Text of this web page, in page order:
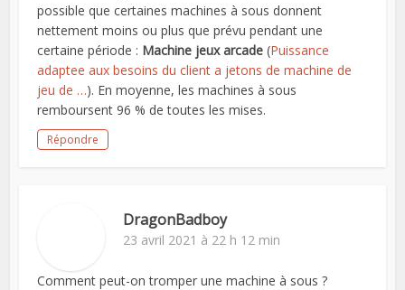
possible que certaines machines à sous donnent
nettement moins ou plus que prévu pendant une
certaine période : Machine jeux arcade (Puissance
adaptee aux besoins du client a jetons de machine de
jeu de …). En moyenne, les machines à sous
remboursent 96 % de toutes les mises.
Répondre
DragonBadboy
23 avril 2021 à 22 h 12 min
Comment peut-on tromper une machine à sous ?